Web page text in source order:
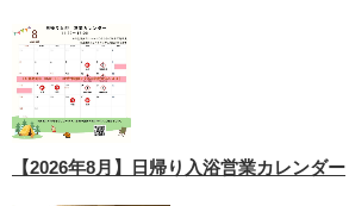
【2026年8月】日帰り入浴営業カレンダー